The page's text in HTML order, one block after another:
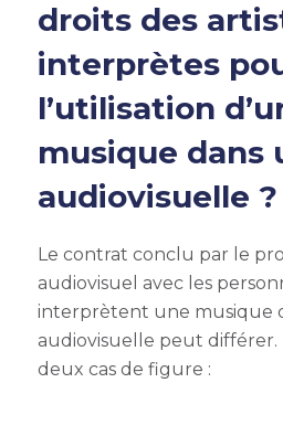
droits des
interprètes
l’utilisation
musique
audiovisuelle ?
Le contrat conclu par le
audiovisuel avec les
interprètent une musique
audiovisuelle peut différer.
deux cas de figure :